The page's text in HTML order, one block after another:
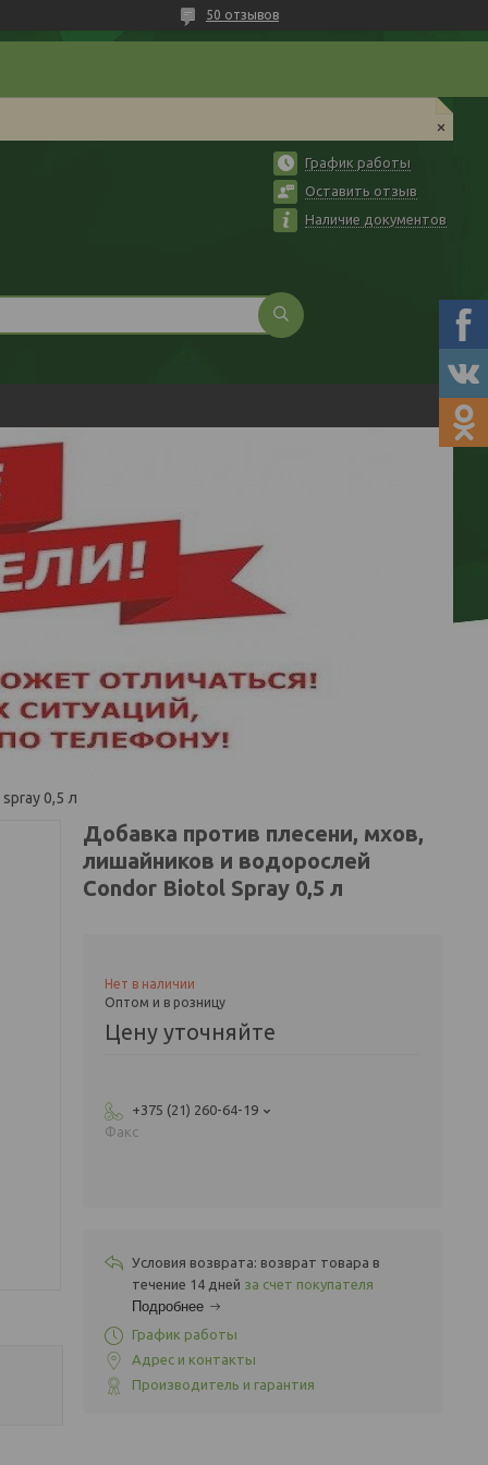
50 отзывов
График работы
Оставить отзыв
Наличие документов
0,5 л
Добавка против плесени, мхов,
лишайников и водорослей
Condor Biotol Spray 0,5 л
Нет в наличии
Оптом и в розницу
Цену уточняйте
+375 (21) 260-64-19
Факс
возврат товара в
течение 14 дней за счет покупателя
Подробнее
График работы
Адрес и контакты
Производитель и гарантия